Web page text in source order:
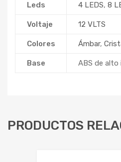
Leds 4 LEDS, 8
Voltaje 12 VLTS
Colores Ámbar,
Base ABS de
PRODUCTOS